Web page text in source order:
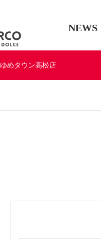
NEWS
ゆめタウン高松店